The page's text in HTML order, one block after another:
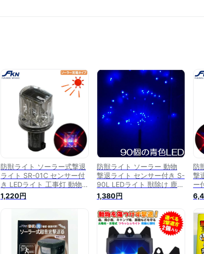
防獣ライト ソーラー式撃退
ライト SR-01C センサー付
き LEDライト 工事灯 動物撃
退器 獣除け 鹿 イノシシ対
策 駆除 害獣忌避 害獣対策
1,220円
防獣ライト ソーラー 動物
撃退ライト センサー付き S-
90L LEDライト 獣除け 鹿
イノシシ対策 駆除 害獣忌避
害獣対策 イルミネーション
クリスマス
1,380円
防
撃
ー
ト
け
獣